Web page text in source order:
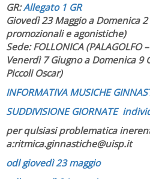
GR:Allegato 1 GR
Giovedì 23 Maggio a Domenica
promozionali e agonistiche)
Sede: FOLLONICA (PALAGOLFO
Venerdì 7 Giugno a Domenica 9
Piccoli Oscar)
INFORMATIVA MUSICHE
SUDDIVISIONE GIORNATE
per qulsiasi problematica
a:ritmica.ginnastiche@uisp.it
odl giovedì 23 maggio